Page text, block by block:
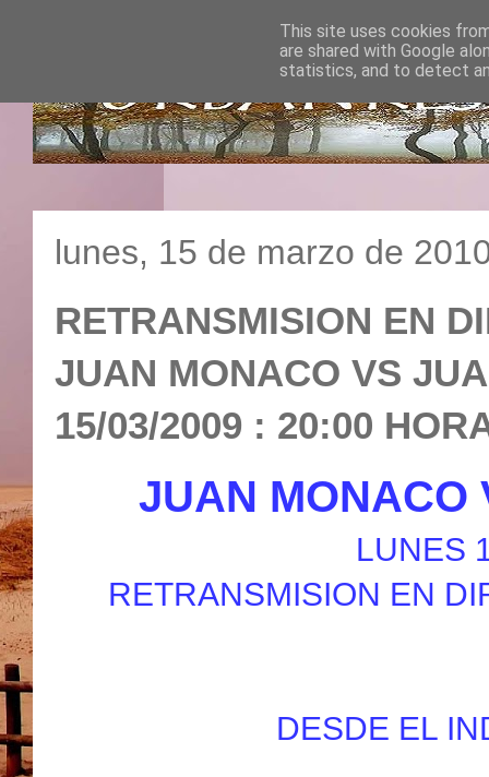
lunes, 15 de marzo de
RETRANSMISION EN
JUAN MONACO VS
15/03/2009 : 20:00
JUAN MONACO
LUNES
RETRANSMISION EN
DESDE EL
This site uses cookies
are shared with Google
statistics, and to detect